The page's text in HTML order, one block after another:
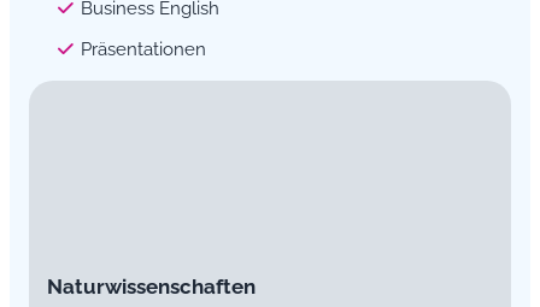
Business English
Präsentationen
Naturwissenschaften